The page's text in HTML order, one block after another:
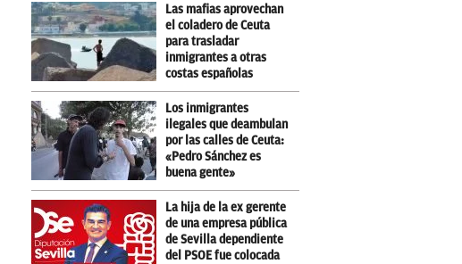
Las mafias aprovechan
el coladero de Ceuta
para trasladar
inmigrantes a otras
costas españolas
Los inmigrantes
ilegales que deambulan
por las calles de Ceuta:
«Pedro Sánchez es
buena gente»
La hija de la ex gerente
de una empresa pública
de Sevilla dependiente
del PSOE fue colocada